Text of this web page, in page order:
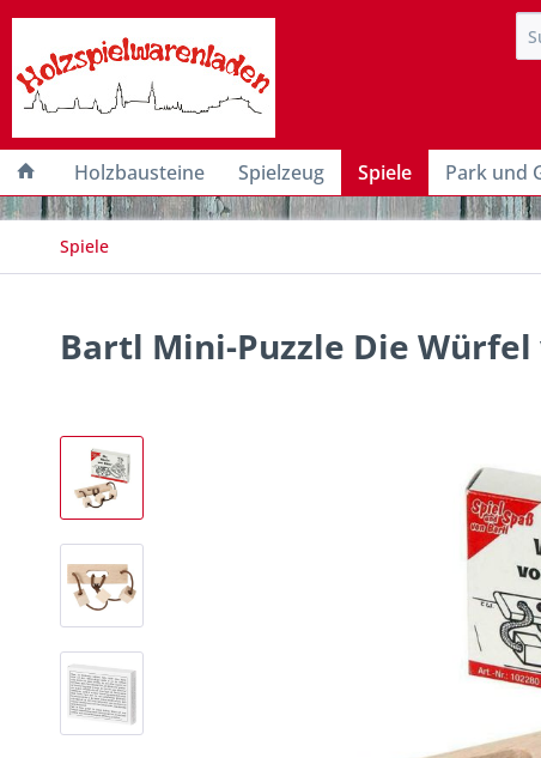
Holzbausteine Spielzeug Spiele Park und
Spiele
Bartl Mini-Puzzle Die Würfel